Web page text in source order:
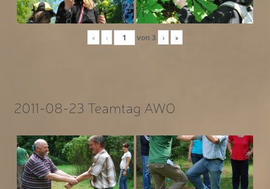
« ‹ von 3 › »
2011-08-23 Teamtag AWO